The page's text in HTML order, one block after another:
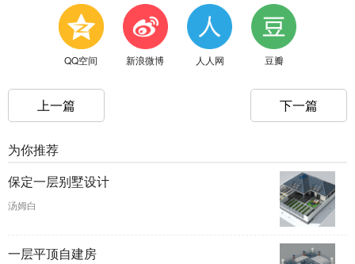
QQ空间 新浪微博 人人网 豆瓣
上一篇 下一篇
为你推荐
保定一层别墅设计
汤姆白
一层平顶自建房